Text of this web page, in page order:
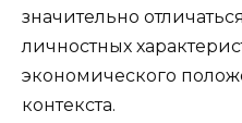
значительно
личностных
экономического
контекста.